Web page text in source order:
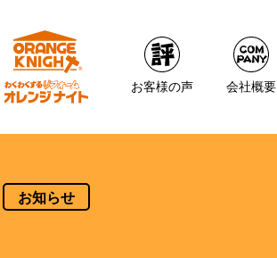
お客様の声 会社概要
お知らせ